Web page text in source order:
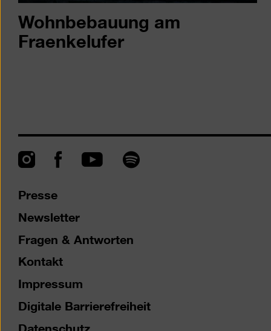
Wohnbebauung am
Fraenkelufer
InstagramFacebookYouTubeSpotify
Presse
Newsletter
Fragen & Antworten
Kontakt
Impressum
Digitale Barrierefreiheit